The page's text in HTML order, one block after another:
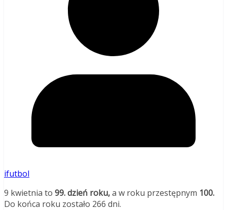
ifutbol
9 kwietnia to 99. dzień roku,a w roku przestępnym 100.
Do końca roku zostało 266 dni.